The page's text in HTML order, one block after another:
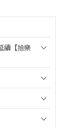
續【拾樂